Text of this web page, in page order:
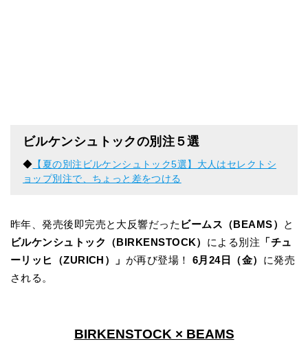
ビルケンシュトックの別注５選
◆ 【夏の別注ビルケンシュトック5選】大人はセレクトシ
ョップ別注で、ちょっと差をつける
昨年、発売後即完売と大反響だった ビームス（BEAMS）
と
ビルケンシュトック（BIRKENSTOCK） による別注 「チュ
ーリッヒ（ZURICH）」 が再び登場！ 6月24日（金） に発売
される。
BIRKENSTOCK × BEAMS